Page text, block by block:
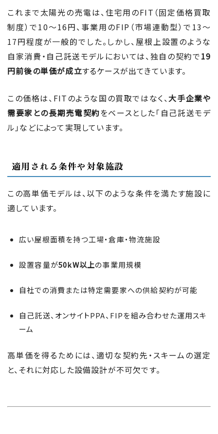
これまで太陽光の売電は、住宅用のFIT（固定価格買取
制度）で10〜16円、事業用のFIP（市場連動型）で13〜
17円程度が一般的でした。しかし、屋根上設置のような
自家消費・自己託送モデルにおいては、独自の契約で19
円前後の単価が成立するケースが出てきています。
この価格は、FITのような国の買取ではなく、大手企業や
需要家との長期売電契約をベースとした「自己託送モデ
ル」などによって実現しています。
適用される条件や対象施設
この高単価モデルは、以下のような条件を満たす施設に
適しています。
広い屋根面積を持つ工場・倉庫・物流施設
設置容量が50kW以上の事業用規模
自社での消費または特定需要家への供給契約が可能
自己託送、オンサイトPPA、FIPを組み合わせた運用スキ
ーム
高単価を得るためには、適切な契約先・スキームの選定
と、それに対応した設備設計が不可欠です。